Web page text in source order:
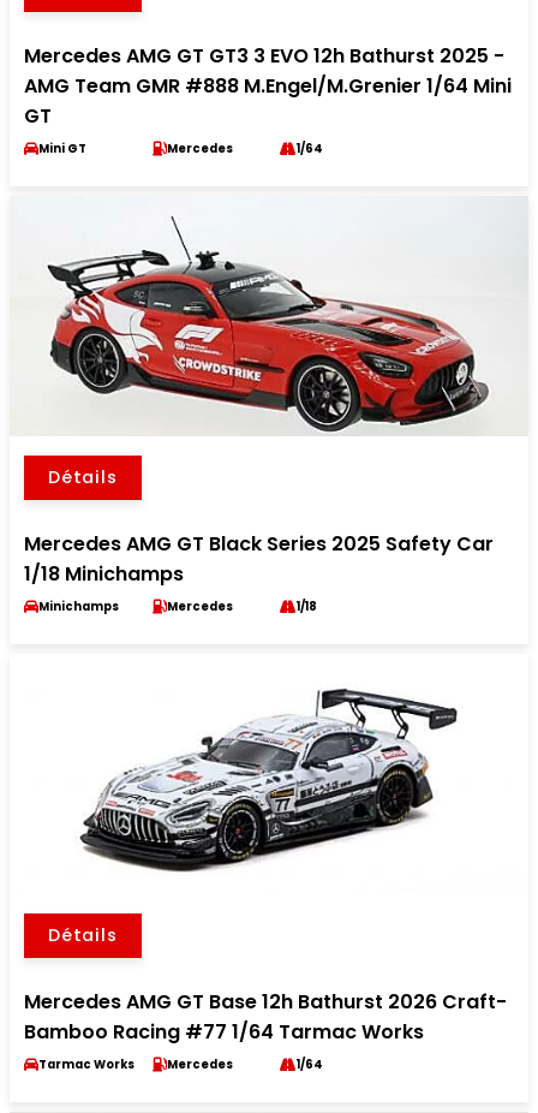
Mercedes AMG GT GT3 3 EVO 12h Bathurst 2025 -
AMG Team GMR #888 M.Engel/M.Grenier 1/64 Mini
GT
Mini GT Mercedes 1/64
Détails
Mercedes AMG GT Black Series 2025 Safety Car
1/18 Minichamps
Minichamps Mercedes 1/18
Détails
Mercedes AMG GT Base 12h Bathurst 2026 Craft-
Bamboo Racing #77 1/64 Tarmac Works
Tarmac Works Mercedes 1/64